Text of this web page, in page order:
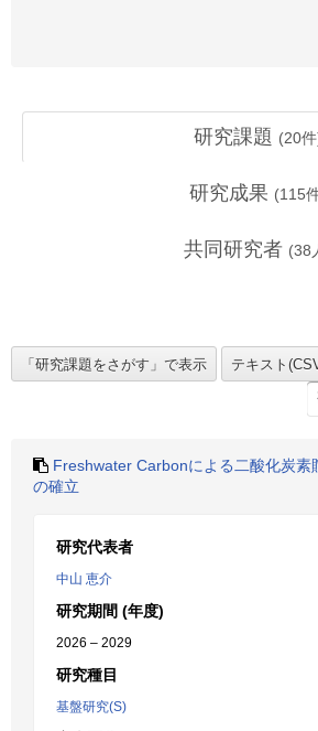
研究課題 (20
研究成果 (115
共同研究者 (38
Freshwater Carbonによる二酸化炭素
の確立
研究代表者
中山 恵介
研究期間 (年度)
2026 – 2029
研究種目
基盤研究(S)